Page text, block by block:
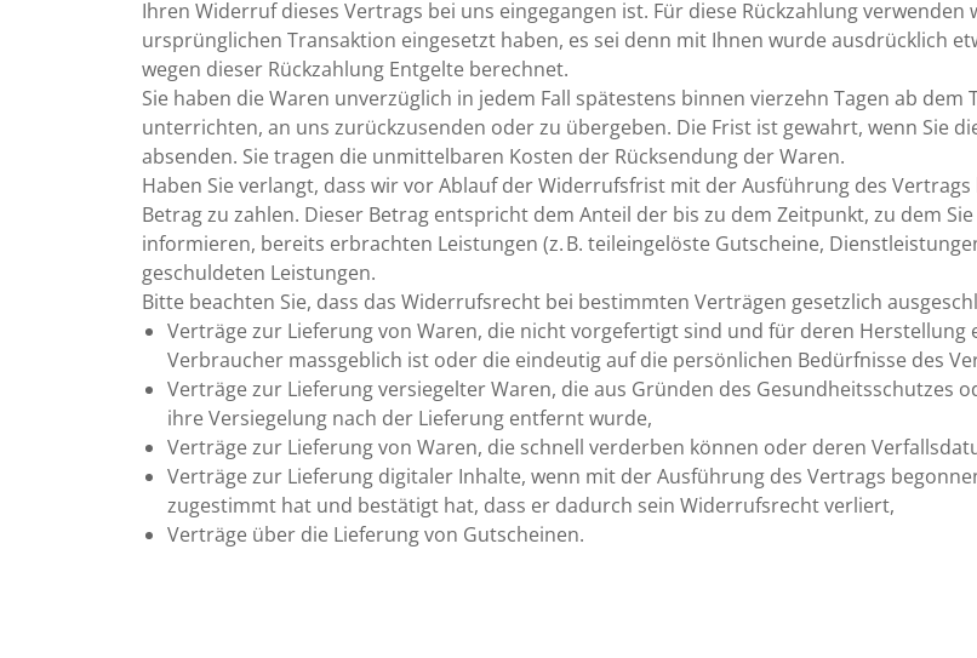
Ihren Widerruf dieses Vertrags bei uns eingegangen ist. Für diese Rückzahlung
ursprünglichen Transaktion eingesetzt haben, es sei denn mit Ihnen wurde ausdrücklich
wegen dieser Rückzahlung Entgelte berechnet.
Sie haben die Waren unverzüglich in jedem Fall spätestens binnen vierzehn Tagen ab
unterrichten, an uns zurückzusenden oder zu übergeben. Die Frist ist gewahrt, wenn Sie
absenden. Sie tragen die unmittelbaren Kosten der Rücksendung der Waren.
Haben Sie verlangt, dass wir vor Ablauf der Widerrufsfrist mit der Ausführung des
Betrag zu zahlen. Dieser Betrag entspricht dem Anteil der bis zu dem Zeitpunkt, zu dem
informieren, bereits erbrachten Leistungen (z. B. teileingelöste Gutscheine,
geschuldeten Leistungen.
Bitte beachten Sie, dass das Widerrufsrecht bei bestimmten Verträgen gesetzlich
Verträge zur Lieferung von Waren, die nicht vorgefertigt sind und für deren
Verbraucher massgeblich ist oder die eindeutig auf die persönlichen Bedürfnisse des
Verträge zur Lieferung versiegelter Waren, die aus Gründen des Gesundheitsschutzes
ihre Versiegelung nach der Lieferung entfernt wurde,
Verträge zur Lieferung von Waren, die schnell verderben können oder deren
Verträge zur Lieferung digitaler Inhalte, wenn mit der Ausführung des Vertrags
zugestimmt hat und bestätigt hat, dass er dadurch sein Widerrufsrecht verliert,
Verträge über die Lieferung von Gutscheinen.